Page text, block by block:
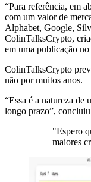
“Para referência, em
com um valor de
Alphabet, Google,
ColinTalksCrypto,
em uma publicação
ColinTalksCrypto
não por muitos anos.
“Essa é a natureza
longo prazo”,
"Espero
maiores